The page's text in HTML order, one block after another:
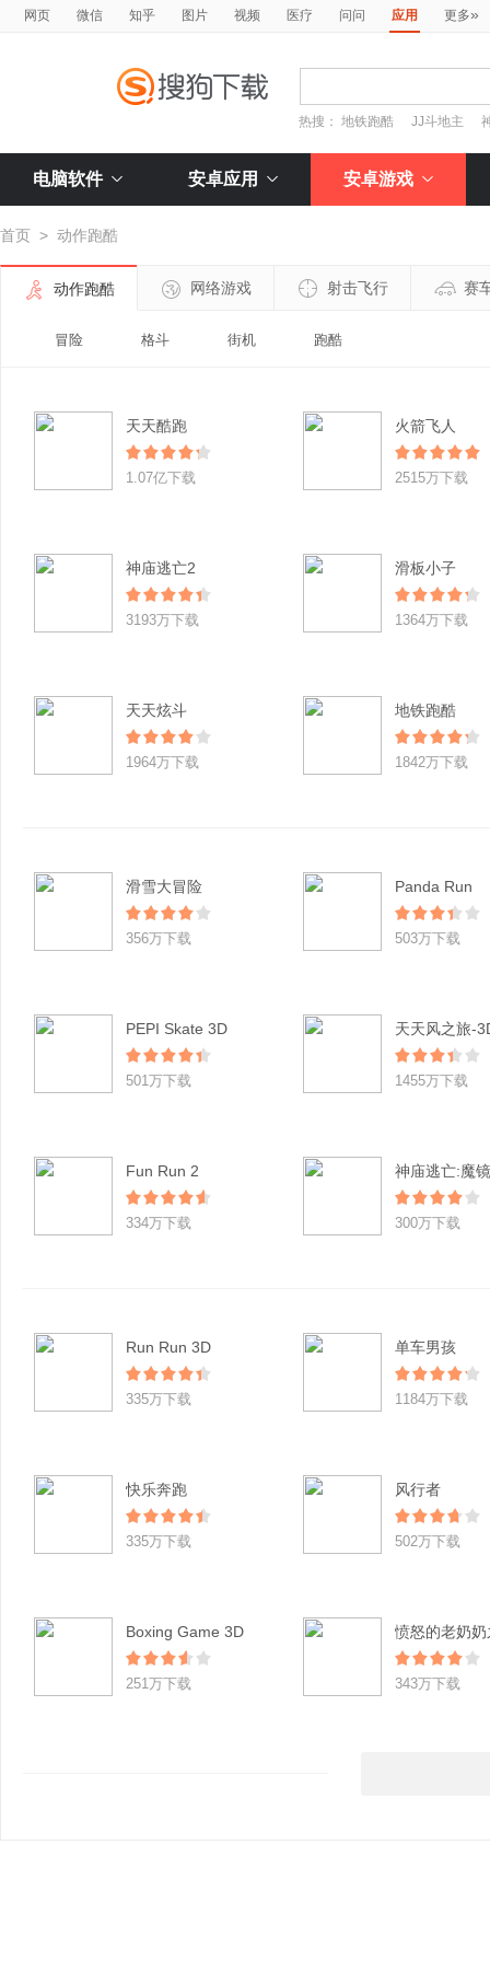
网页 微信 知乎 图片 视频 医疗 问问 应用 更多»
热搜：地铁跑酷 JJ斗地主
电脑软件 安卓应用 安卓游戏
首页 > 动作跑酷
动作跑酷 网络游戏 射击飞行 赛
冒险 格斗 街机 跑酷
天天酷跑
1.07亿下载
火箭飞人
2515万下载
神庙逃亡2
3193万下载
滑板小子
1364万下载
天天炫斗
1964万下载
地铁跑酷
1842万下载
滑雪大冒险
356万下载
Panda Run
503万下载
PEPI Skate 3D
501万下载 1455万下载
Fun Run 2
334万下载
神庙逃亡:魔
300万下载
Run Run 3D
335万下载
单车男孩
1184万下载
快乐奔跑
335万下载
风行者
502万下载
Boxing Game 3D
251万下载 343万下载